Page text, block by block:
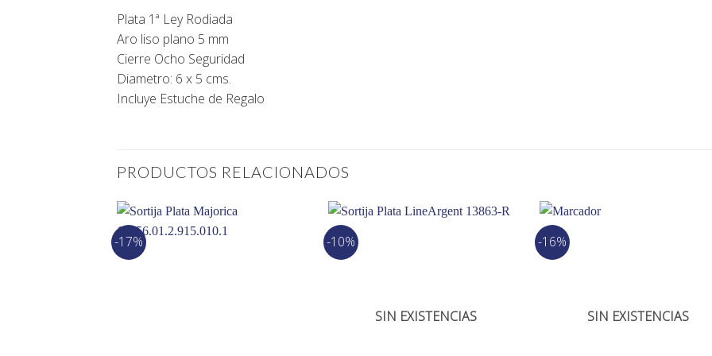
Plata 1ª Ley Rodiada
Aro liso plano 5 mm
Cierre Ocho Seguridad
Diametro: 6 x 5 cms.
Incluye Estuche de Regalo
PRODUCTOS RELACIONADOS
-17% -10%
SIN EXISTENCIAS
-16%
SIN EXISTENCIAS